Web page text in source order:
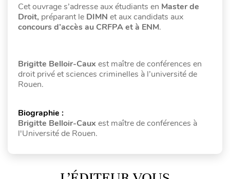
Cet ouvrage s’adresse aux étudiants en Master de
Droit, préparant le DIMN et aux candidats aux
concours d’accès au CRFPA et à ENM.
Brigitte Belloir-Caux est maître de conférences en
droit privé et sciences criminelles à l’université de
Rouen.
Biographie :
Brigitte Belloir-Caux est maître de conférences à
l'Université de Rouen.